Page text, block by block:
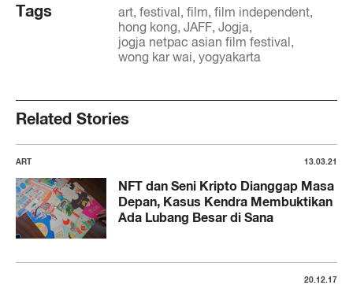
Tags art festival film film independent
hong kong JAFF Jogja
jogja netpac asian film festival
wong kar wai yogyakarta
Related Stories
ART 13.03.21
NFT dan Seni Kripto Dianggap Masa
Depan, Kasus Kendra Membuktikan
Ada Lubang Besar di Sana
20.12.17